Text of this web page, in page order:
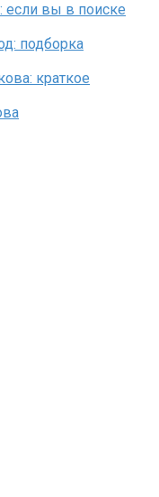
если вы в поиске
подборка
краткое